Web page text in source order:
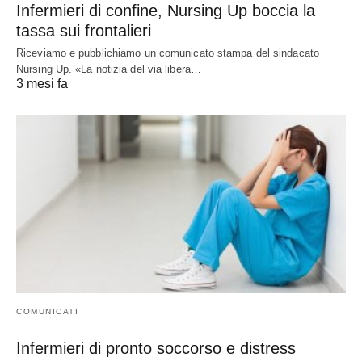
Infermieri di confine, Nursing Up boccia la
tassa sui frontalieri
Riceviamo e pubblichiamo un comunicato stampa del sindacato
Nursing Up. «La notizia del via libera…
3 mesi fa
COMUNICATI
Infermieri di pronto soccorso e distress